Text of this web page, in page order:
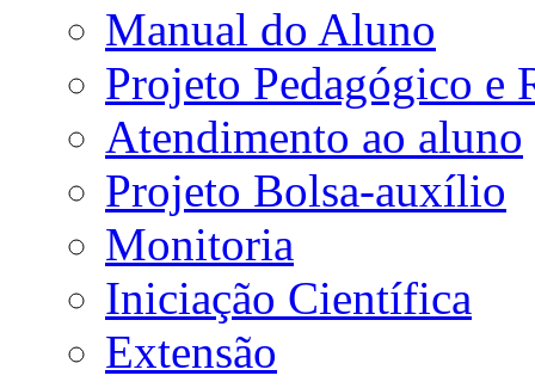
Manual do Aluno
Projeto Pedagógico e
Atendimento ao aluno
Projeto Bolsa-auxílio
Monitoria
Iniciação Científica
Extensão